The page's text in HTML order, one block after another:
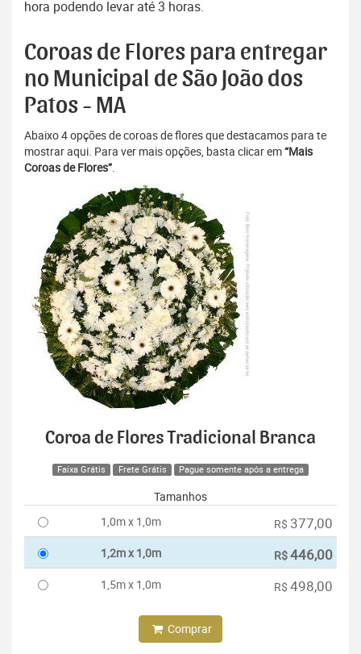
hora podendo levar até 3 horas.
Coroas de Flores para entregar
no Municipal de São João dos
Patos - MA
Abaixo 4 opções de coroas de flores que destacamos para te
mostrar aqui. Para ver mais opções, basta clicar em“Mais
Coroas de Flores”.
Coroa de Flores Tradicional Branca
Faixa Grátis Frete Grátis Pague somente após a entrega
Tamanhos
1,0m x 1,0m
R$ 377,00
1,2m x 1,0m R$446,00
1,5m x 1,0m R$ 498,00
Comprar